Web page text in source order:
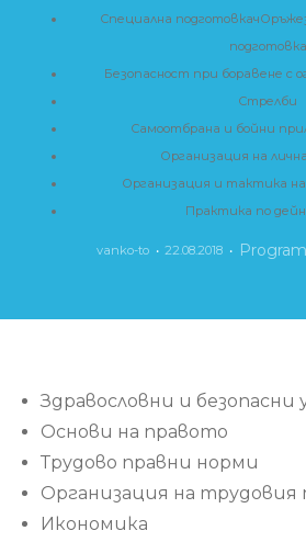
Специална
подготовка
Безопасност при боравене с
Стрелби
Самоотбрана и бойни
Организация на
Организация и тактика
Практика по
vanko-to 22.08.2018
Здравословни и безопасни
Основи на правото
Трудово правни норми
Организация на трудовия
Икономика